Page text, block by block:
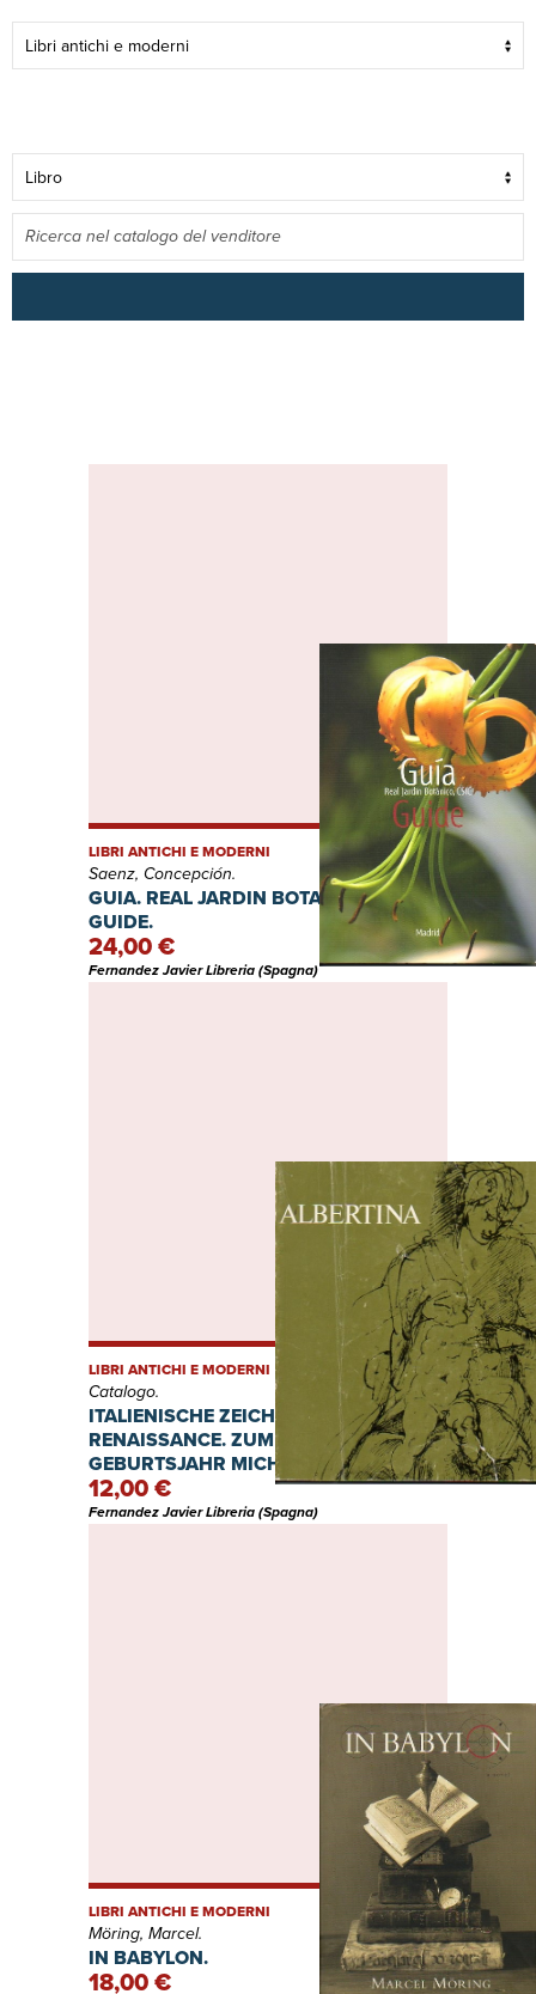
GUIA. REAL JARDIN BOTANICO. CSIC.
GUIDE.
LIBRI ANTICHI E MODERNI
Saenz, Concepción.
24,00 €
Fernandez Javier Libreria (Spagna)
ITALIENISCHE ZEICHNUNGEN DER
RENAISSANCE. ZUM 500.
GEBURTSJAHR MICHELANGELOS.
AUSSTELLUNG. 17 OKTOBER BIS 21
DEZEMBER 1975.
LIBRI ANTICHI E MODERNI
Catalogo.
12,00 €
Fernandez Javier Libreria (Spagna)
IN BABYLON.
LIBRI ANTICHI E MODERNI
Möring, Marcel.
18,00 €